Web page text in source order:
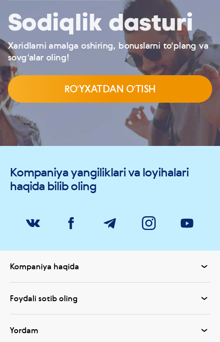
Sodiqlik dasturi
Xaridlarni amalga oshiring, bonuslarni to‘plang va
sovg‘alar oling!
ROʻYXATDAN OʻTISH
Kompaniya yangiliklari va loyihalari
haqida bilib oling
Kompaniya haqida
Foydali sotib oling
Yordam